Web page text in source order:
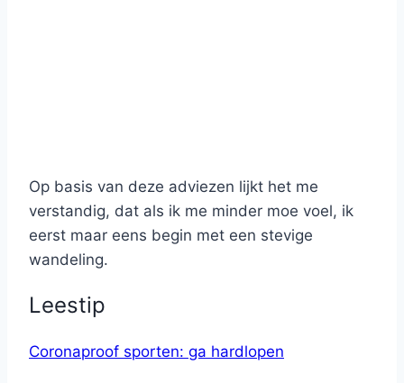
Op basis van deze adviezen lijkt het me
verstandig, dat als ik me minder moe voel, ik
eerst maar eens begin met een stevige
wandeling.
Leestip
Coronaproof sporten: ga hardlopen